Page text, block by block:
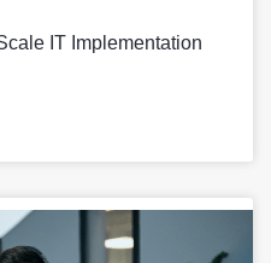
IT Implementation